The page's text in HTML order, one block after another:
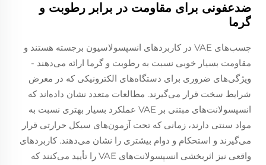
ضدعفونی برای مقاومت در برابر رطوبت و
گرما
چسب‌های VAE در کاربردهای انسپسولاسیون برجسته هستند و
مقاومت بسیار خوبی نسبت به رطوبت و گرما ارائه می‌دهند -
ویژگی‌های ضروری برای دستگاه‌های الکترونیکی که در معرض
شرایط سخت قرار می‌گیرند. مطالعات متعدد نشان داده‌اند که
انسپسولانت‌های مبتنی بر VAE عملکرد بسیار بهتری نسبت به
مواد سنتی دارند، زمانی که تحت آزمون‌های سیکل حرارتی قرار
می‌گیرند و استحکام و دوام بیشتری را نشان می‌دهند. کاربردهای
واقعی نیز اثربخشی انسپسولانت‌های VAE را تأیید می‌کنند که